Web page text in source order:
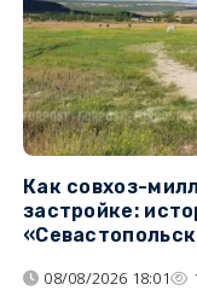
Как совхоз-
застройке:
08/08/2026 18:01